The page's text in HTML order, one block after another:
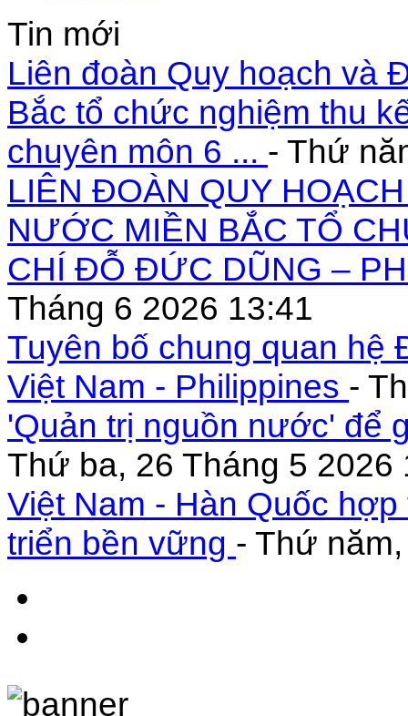
Tin mới
Liên đoàn Quy hoạch và
Bắc tổ chức nghiệm thu
chuyên môn 6 ... - Thứ
LIÊN ĐOÀN QUY
NƯỚC MIỀN BẮC TỔ
CHÍ ĐỖ ĐỨC DŨNG –
Tháng 6 2026 13:41
Tuyên bố chung quan
Việt Nam - Philippines -
'Quản trị nguồn nước' để
Thứ ba, 26 Tháng 5 2026
Việt Nam - Hàn Quốc
triển bền vững - Thứ